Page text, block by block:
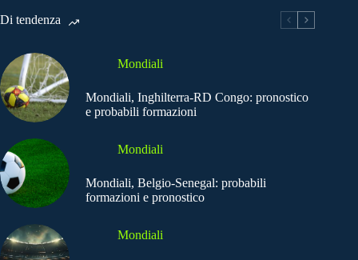
Di tendenza
Mondiali
Mondiali, Inghilterra-RD Congo: pronostico
e probabili formazioni
Mondiali
Mondiali, Belgio-Senegal: probabili
formazioni e pronostico
Mondiali